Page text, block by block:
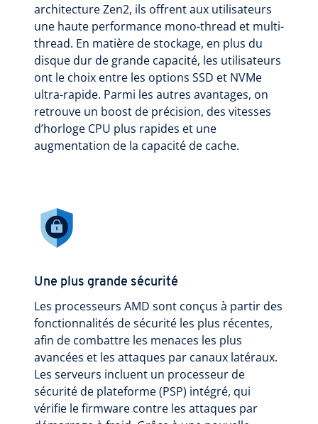
architecture Zen2, ils offrent aux utilisateurs
une haute performance mono-thread et multi-
thread. En matière de stockage, en plus du
disque dur de grande capacité, les utilisateurs
ont le choix entre les options SSD et NVMe
ultra-rapide. Parmi les autres avantages, on
retrouve un boost de précision, des vitesses
d’horloge CPU plus rapides et une
augmentation de la capacité de cache.
Une plus grande sécurité
Les processeurs AMD sont conçus à partir des
fonctionnalités de sécurité les plus récentes,
afin de combattre les menaces les plus
avancées et les attaques par canaux latéraux.
Les serveurs incluent un processeur de
sécurité de plateforme (PSP) intégré, qui
vérifie le firmware contre les attaques par